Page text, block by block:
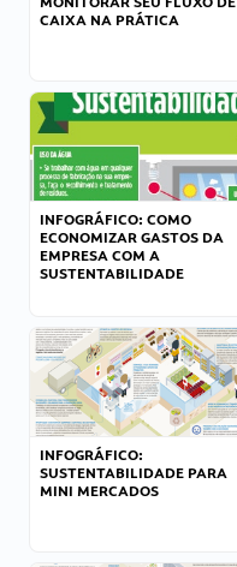
CAIXA NA PRÁTICA
INFOGRÁFICO: COMO
ECONOMIZAR GASTOS DA
EMPRESA COM A
SUSTENTABILIDADE
INFOGRÁFICO:
SUSTENTABILIDADE PARA
MINI MERCADOS